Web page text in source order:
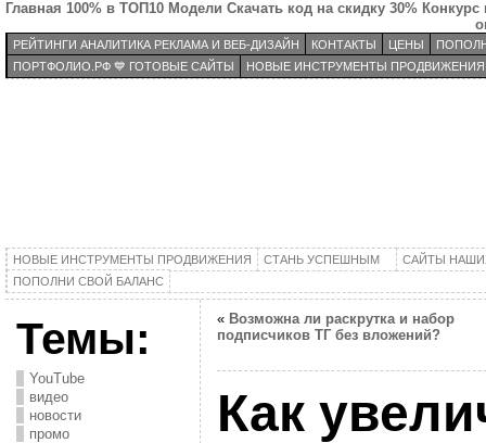
Главная 100% в ТОП10 Модели Скачать код на скидку 30% Конкурс
РЕЙТИНГИ АНАЛИТИКА РЕКЛАМА И ВЕБ-ДИЗАЙН КОНТАКТЫ ЦЕНЫ
ПОРТФОЛИО.РФ 💙 ГОТОВЫЕ САЙТЫ
НОВЫЕ ИНСТРУМЕНТЫ ПРОДВИЖЕНИЯ
НОВЫЕ ИНСТРУМЕНТЫ ПРОДВИЖЕНИЯ СТАНЬ УСПЕШНЫМ
САЙТЫ
ПОПОЛНИ СВОЙ БАЛАНС
Темы:
YouTube
видео
новости
промо
« Возможна ли раскрутка и набор
подписчиков ТГ без вложений?
Как